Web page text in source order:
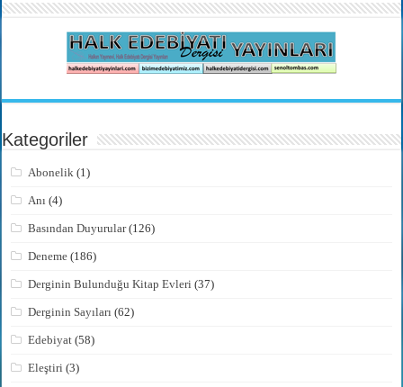
Kategoriler
Abonelik (1)
Anı (4)
Basından Duyurular(126)
Deneme (186)
Derginin Bulunduğu Kitap Evleri (37)
Derginin Sayıları (62)
Edebiyat (58)
Eleştiri (3)